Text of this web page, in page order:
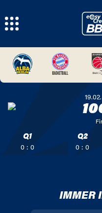
19.02.
Q1
0 : 0
Q2
0 : 0
IMMER